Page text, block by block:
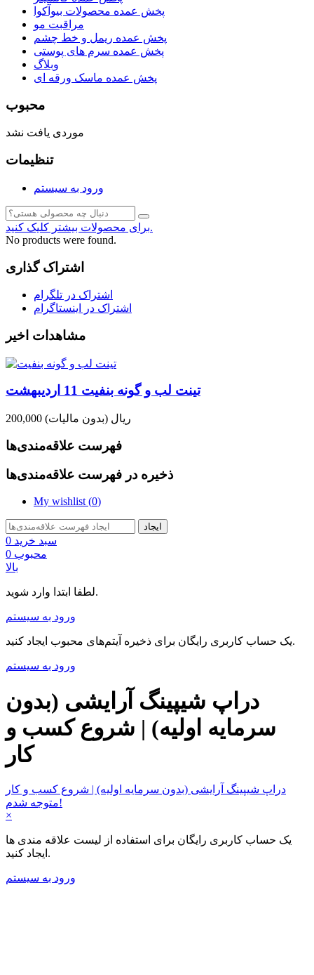
پخش عمده محصولات بیوآکوا
مراقبت مو
پخش عمده ریمل و خط چشم
پخش عمده سرم های پوستی
وبلاگ
پخش عمده ماسک ورقه ای
محبوب
موردی یافت نشد
تنظیمات
ورود به سیستم
برای محصولات بیشتر کلیک کنید.
No products were found.
اشتراک گذاری
اشتراک در تلگرام
اشتراک در اینستاگرام
مشاهدات اخیر
تینت لب و گونه بنفیت 11 اردیبهشت
200,000 ریال (بدون مالیات)
فهرست علاقه‌مندی‌ها
ذخیره در فهرست علاقه‌مندی‌ها
My wishlist (0)
ایجاد
سبد خرید 0
محبوب 0
بالا
لطفا ابتدا وارد شوید.
ورود به سیستم
یک حساب کاربری رایگان برای ذخیره آیتم‌های محبوب ایجاد کنید.
ورود به سیستم
دراپ شیپینگ آرایشی (بدون
سرمایه اولیه) | شروع کسب و
کار
دراپ شیپینگ آرایشی (بدون سرمایه اولیه) | شروع کسب و کار
متوجه شدم!
×
یک حساب کاربری رایگان برای استفاده از لیست علاقه مندی ها
ایجاد کنید.
ورود به سیستم